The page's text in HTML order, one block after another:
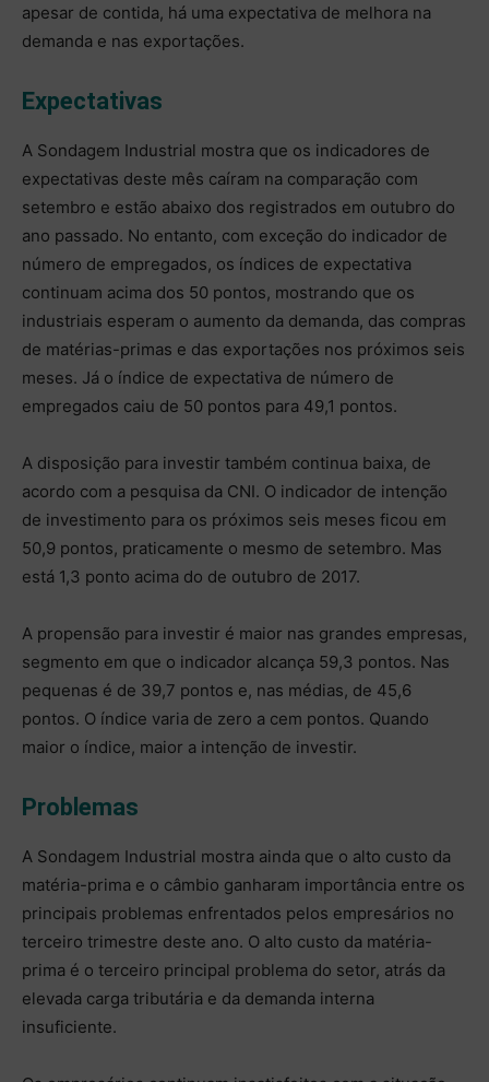
apesar de contida, há uma expectativa de melhora na
demanda e nas exportações.
Expectativas
A Sondagem Industrial mostra que os indicadores de
expectativas deste mês caíram na comparação com
setembro e estão abaixo dos registrados em outubro do
ano passado. No entanto, com exceção do indicador de
número de empregados, os índices de expectativa
continuam acima dos 50 pontos, mostrando que os
industriais esperam o aumento da demanda, das compras
de matérias-primas e das exportações nos próximos seis
meses. Já o índice de expectativa de número de
empregados caiu de 50 pontos para 49,1 pontos.
A disposição para investir também continua baixa, de
acordo com a pesquisa da CNI. O indicador de intenção
de investimento para os próximos seis meses ficou em
50,9 pontos, praticamente o mesmo de setembro. Mas
está 1,3 ponto acima do de outubro de 2017.
A propensão para investir é maior nas grandes empresas,
segmento em que o indicador alcança 59,3 pontos. Nas
pequenas é de 39,7 pontos e, nas médias, de 45,6
pontos. O índice varia de zero a cem pontos. Quando
maior o índice, maior a intenção de investir.
Problemas
A Sondagem Industrial mostra ainda que o alto custo da
matéria-prima e o câmbio ganharam importância entre os
principais problemas enfrentados pelos empresários no
terceiro trimestre deste ano. O alto custo da matéria-
prima é o terceiro principal problema do setor, atrás da
elevada carga tributária e da demanda interna
insuficiente.